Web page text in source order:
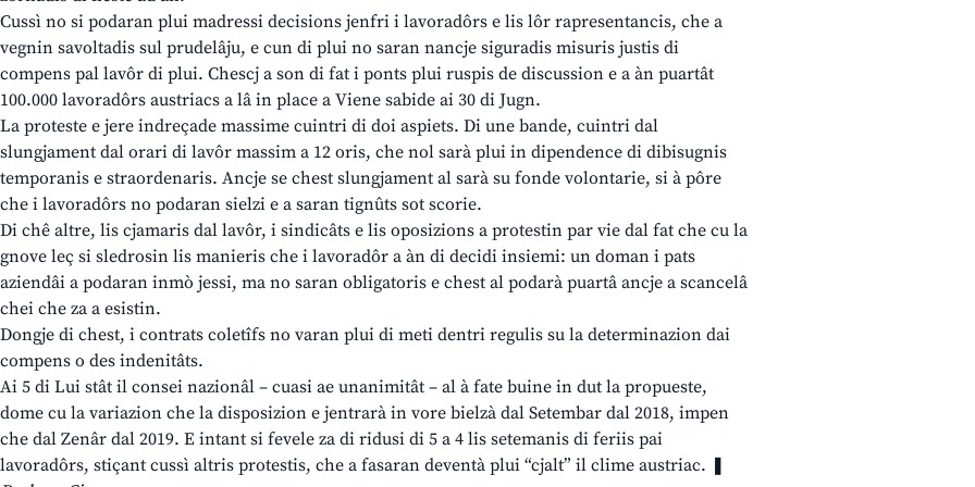
Cussì no si podaran plui madressi decisions jenfri i lavoradôrs e lis lôr rapresentancis, che a
vegnin savoltadis sul prudelâju, e cun di plui no saran nancje siguradis misuris justis di
compens pal lavôr di plui. Chescj a son di fat i ponts plui ruspis de discussion e a àn puartât
100.000 lavoradôrs austriacs a lâ in place a Viene sabide ai 30 di Jugn.
La proteste e jere indreçade massime cuintri di doi aspiets. Di une bande, cuintri dal
slungjament dal orari di lavôr massim a 12 oris, che nol sarà plui in dipendence di dibisugnis
temporanis e straordenaris. Ancje se chest slungjament al sarà su fonde volontarie, si à pôre
che i lavoradôrs no podaran sielzi e a saran tignûts sot scorie.
Di chê altre, lis cjamaris dal lavôr, i sindicâts e lis oposizions a protestin par vie dal fat che cu la
gnove leç si sledrosin lis manieris che i lavoradôr a àn di decidi insiemi: un doman i pats
aziendâi a podaran inmò jessi, ma no saran obligatoris e chest al podarà puartâ ancje a scancelâ
chei che za a esistin.
Dongje di chest, i contrats coletîfs no varan plui di meti dentri regulis su la determinazion dai
compens o des indenitâts.
Ai 5 di Lui stât il consei nazionâl – cuasi ae unanimitât – al à fate buine in dut la propueste,
dome cu la variazion che la disposizion e jentrarà in vore bielzà dal Setembar dal 2018, impen
che dal Zenâr dal 2019. E intant si fevele za di ridusi di 5 a 4 lis setemanis di feriis pai
lavoradôrs, stiçant cussì altris protestis, che a fasaran deventà plui “cjalt” il clime austriac. ❚